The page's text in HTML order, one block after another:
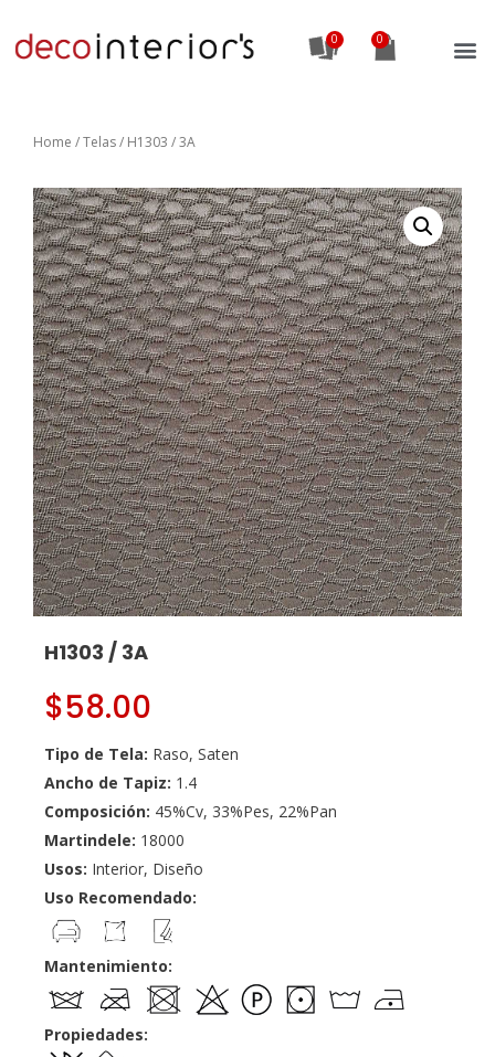
0
Home /Telas/ H1303 / 3A
H1303 / 3A
$58.00
Tipo de Tela: Raso, Saten
Ancho de Tapiz: 1.4
Composición: 45%Cv, 33%Pes, 22%Pan
Martindele: 18000
Usos: Interior, Diseño
Uso Recomendado:
Mantenimiento:
Propiedades: